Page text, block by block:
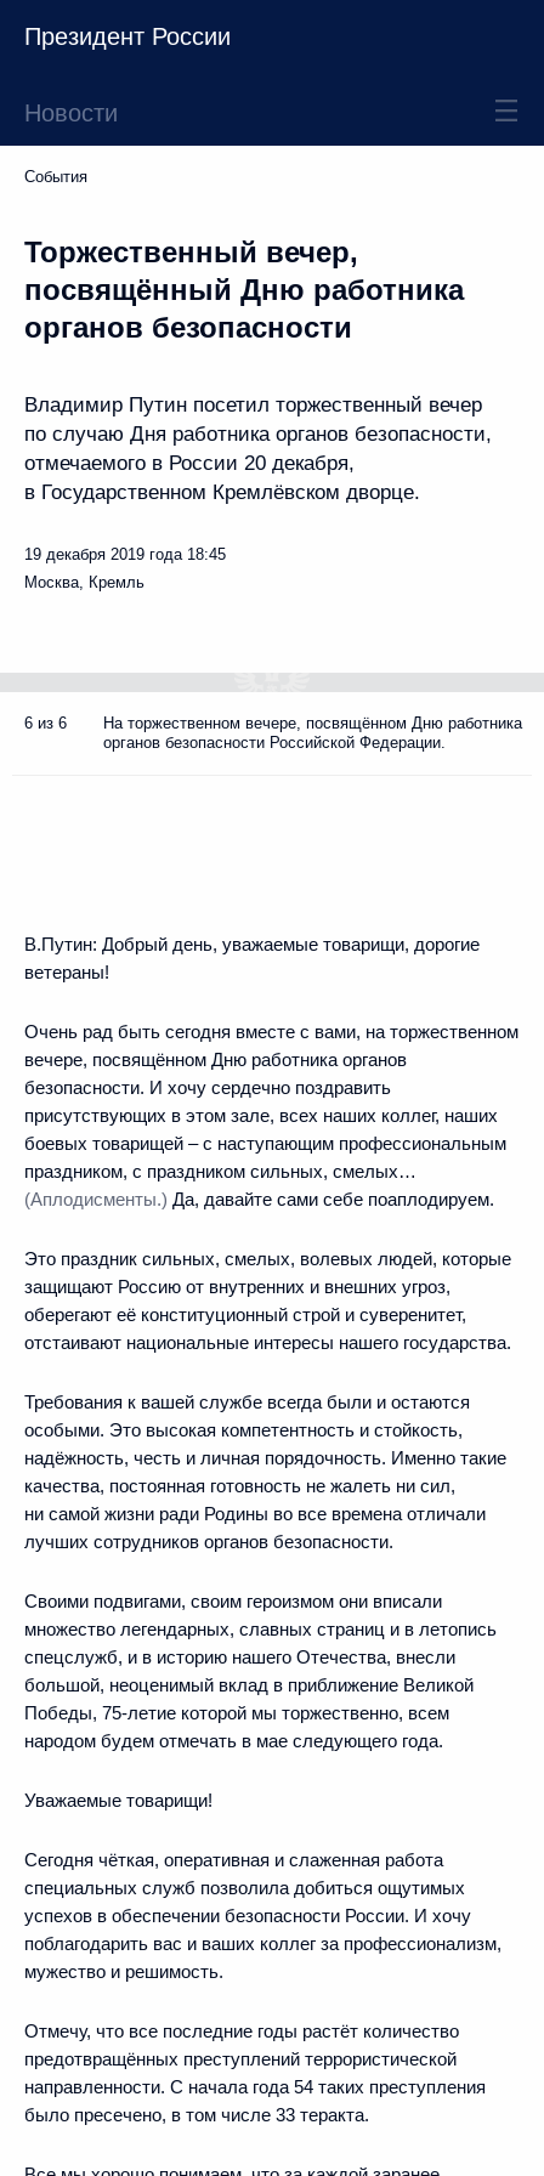
Президент России
Новости
События
Торжественный вечер,
посвящённый Дню работника
органов безопасности
Владимир Путин посетил торжественный вечер
по случаю Дня работника органов безопасности,
отмечаемого в России 20 декабря,
в Государственном Кремлёвском дворце.
19 декабря 2019 года 18:45
Москва, Кремль
6 из 6
На торжественном вечере, посвящённом Дню работника
органов безопасности Российской Федерации.
В.Путин: Добрый день, уважаемые товарищи, дорогие
ветераны!
Очень рад быть сегодня вместе с вами, на торжественном
вечере, посвящённом Дню работника органов
безопасности. И хочу сердечно поздравить
присутствующих в этом зале, всех наших коллег, наших
боевых товарищей – с наступающим профессиональным
праздником, с праздником сильных, смелых…
(Аплодисменты.) Да, давайте сами себе поаплодируем.
Это праздник сильных, смелых, волевых людей, которые
защищают Россию от внутренних и внешних угроз,
оберегают её конституционный строй и суверенитет,
отстаивают национальные интересы нашего государства.
Требования к вашей службе всегда были и остаются
особыми. Это высокая компетентность и стойкость,
надёжность, честь и личная порядочность. Именно такие
качества, постоянная готовность не жалеть ни сил,
ни самой жизни ради Родины во все времена отличали
лучших сотрудников органов безопасности.
Своими подвигами, своим героизмом они вписали
множество легендарных, славных страниц и в летопись
спецслужб, и в историю нашего Отечества, внесли
большой, неоценимый вклад в приближение Великой
Победы, 75-летие которой мы торжественно, всем
народом будем отмечать в мае следующего года.
Уважаемые товарищи!
Сегодня чёткая, оперативная и слаженная работа
специальных служб позволила добиться ощутимых
успехов в обеспечении безопасности России. И хочу
поблагодарить вас и ваших коллег за профессионализм,
мужество и решимость.
Отмечу, что все последние годы растёт количество
предотвращённых преступлений террористической
направленности. С начала года 54 таких преступления
было пресечено, в том числе 33 теракта.